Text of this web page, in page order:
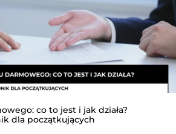
co to jest i jak działa?
dla początkujących